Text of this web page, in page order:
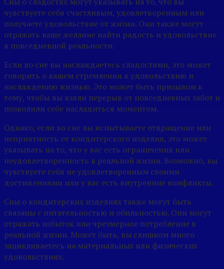
чувствуете себя счастливым, удовлетворенным или
получаете удовольствие от жизни. Они также могут
отражать ваше желание найти радость и удовольствие
в повседневной реальности.
Если во сне вы наслаждаетесь сладостями, это может
говорить о вашем стремлении к удовольствию и
наслаждению жизнью. Это может быть призывом к
тому, чтобы вы взяли перерыв от повседневных забот и
позволили себе насладиться моментом.
Однако, если во сне вы испытываете отвращение или
неприятность от кондитерского изделия, это может
указывать на то, что у вас есть ограничения или
неудовлетворенность в реальной жизни. Возможно, вы
чувствуете себя не удовлетворенным своими
достижениями или у вас есть внутренние конфликты.
Сны о кондитерских изделиях также могут быть
связаны с питательностью и обильностью. Они могут
отражать избыток или чрезмерное потребление в
реальной жизни. Может быть, вы слишком много
зацикливаетесь на материальных или физических
удовольствиях.